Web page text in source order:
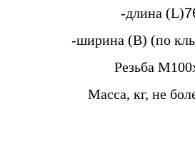
-длина (L)
-ширина (B) (по
Резьба
Масса, кг, не